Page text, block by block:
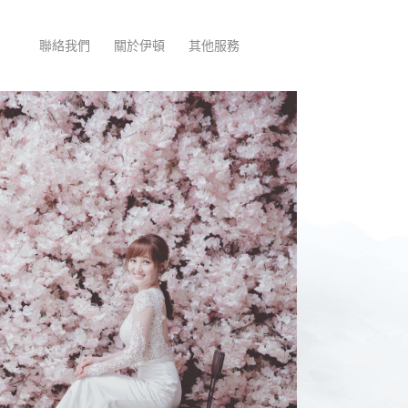
其他服務
關於伊頓
聯絡我們